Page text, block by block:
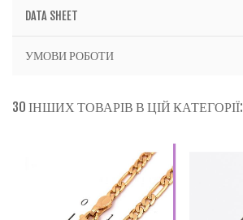
DATA SHEET
УМОВИ РОБОТИ
30 ІНШИХ ТОВАРІВ В ЦІЙ КАТЕГОРІЇ: